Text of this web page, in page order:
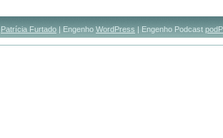
Patrícia Furtado | Engenho WordPress | Engenho Podcast